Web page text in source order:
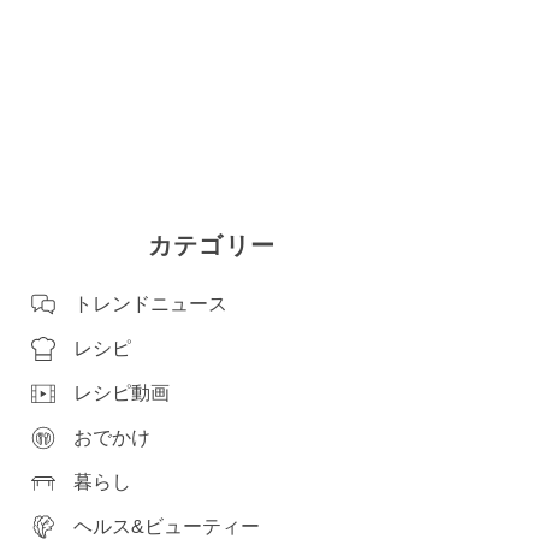
カテゴリー
トレンドニュース
レシピ
レシピ動画
おでかけ
暮らし
ヘルス&ビューティー